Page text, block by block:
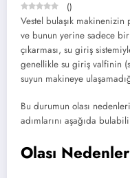
()
Vestel bulaşık makinenizin
ve bunun yerine sadece bir
çıkarması, su giriş
genellikle su giriş valfinin
suyun makineye
Bu durumun olası
adımlarını aşağıda
Olası